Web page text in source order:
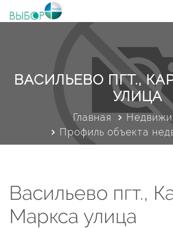
ВАСИЛЬЕВО ПГТ.,
УЛИЦА
Главная
Профиль объекта
Васильево пгт.,
Маркса улица